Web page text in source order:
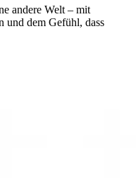
andere Welt – mit
und dem Gefühl, dass